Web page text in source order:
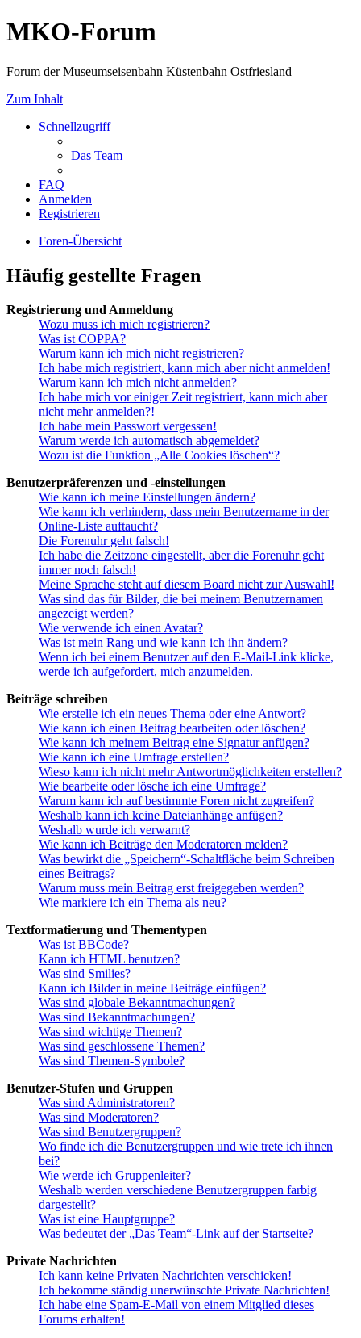
MKO-Forum
Forum der Museumseisenbahn Küstenbahn Ostfriesland
Zum Inhalt
Schnellzugriff
Das Team
FAQ
Anmelden
Registrieren
Foren-Übersicht
Häufig gestellte Fragen
Registrierung und Anmeldung
Wozu muss ich mich registrieren?
Was ist COPPA?
Warum kann ich mich nicht registrieren?
Ich habe mich registriert, kann mich aber nicht anmelden!
Warum kann ich mich nicht anmelden?
Ich habe mich vor einiger Zeit registriert, kann mich aber
nicht mehr anmelden?!
Ich habe mein Passwort vergessen!
Warum werde ich automatisch abgemeldet?
Wozu ist die Funktion „Alle Cookies löschen“?
Benutzerpräferenzen und -einstellungen
Wie kann ich meine Einstellungen ändern?
Wie kann ich verhindern, dass mein Benutzername in der
Online-Liste auftaucht?
Die Forenuhr geht falsch!
Ich habe die Zeitzone eingestellt, aber die Forenuhr geht
immer noch falsch!
Meine Sprache steht auf diesem Board nicht zur Auswahl!
Was sind das für Bilder, die bei meinem Benutzernamen
angezeigt werden?
Wie verwende ich einen Avatar?
Was ist mein Rang und wie kann ich ihn ändern?
Wenn ich bei einem Benutzer auf den E-Mail-Link klicke,
werde ich aufgefordert, mich anzumelden.
Beiträge schreiben
Wie erstelle ich ein neues Thema oder eine Antwort?
Wie kann ich einen Beitrag bearbeiten oder löschen?
Wie kann ich meinem Beitrag eine Signatur anfügen?
Wie kann ich eine Umfrage erstellen?
Wieso kann ich nicht mehr Antwortmöglichkeiten erstellen?
Wie bearbeite oder lösche ich eine Umfrage?
Warum kann ich auf bestimmte Foren nicht zugreifen?
Weshalb kann ich keine Dateianhänge anfügen?
Weshalb wurde ich verwarnt?
Wie kann ich Beiträge den Moderatoren melden?
Was bewirkt die „Speichern“-Schaltfläche beim Schreiben
eines Beitrags?
Warum muss mein Beitrag erst freigegeben werden?
Wie markiere ich ein Thema als neu?
Textformatierung und Thementypen
Was ist BBCode?
Kann ich HTML benutzen?
Was sind Smilies?
Kann ich Bilder in meine Beiträge einfügen?
Was sind globale Bekanntmachungen?
Was sind Bekanntmachungen?
Was sind wichtige Themen?
Was sind geschlossene Themen?
Was sind Themen-Symbole?
Benutzer-Stufen und Gruppen
Was sind Administratoren?
Was sind Moderatoren?
Was sind Benutzergruppen?
Wo finde ich die Benutzergruppen und wie trete ich ihnen
bei?
Wie werde ich Gruppenleiter?
Weshalb werden verschiedene Benutzergruppen farbig
dargestellt?
Was ist eine Hauptgruppe?
Was bedeutet der „Das Team“-Link auf der Startseite?
Private Nachrichten
Ich kann keine Privaten Nachrichten verschicken!
Ich bekomme ständig unerwünschte Private Nachrichten!
Ich habe eine Spam-E-Mail von einem Mitglied dieses
Forums erhalten!